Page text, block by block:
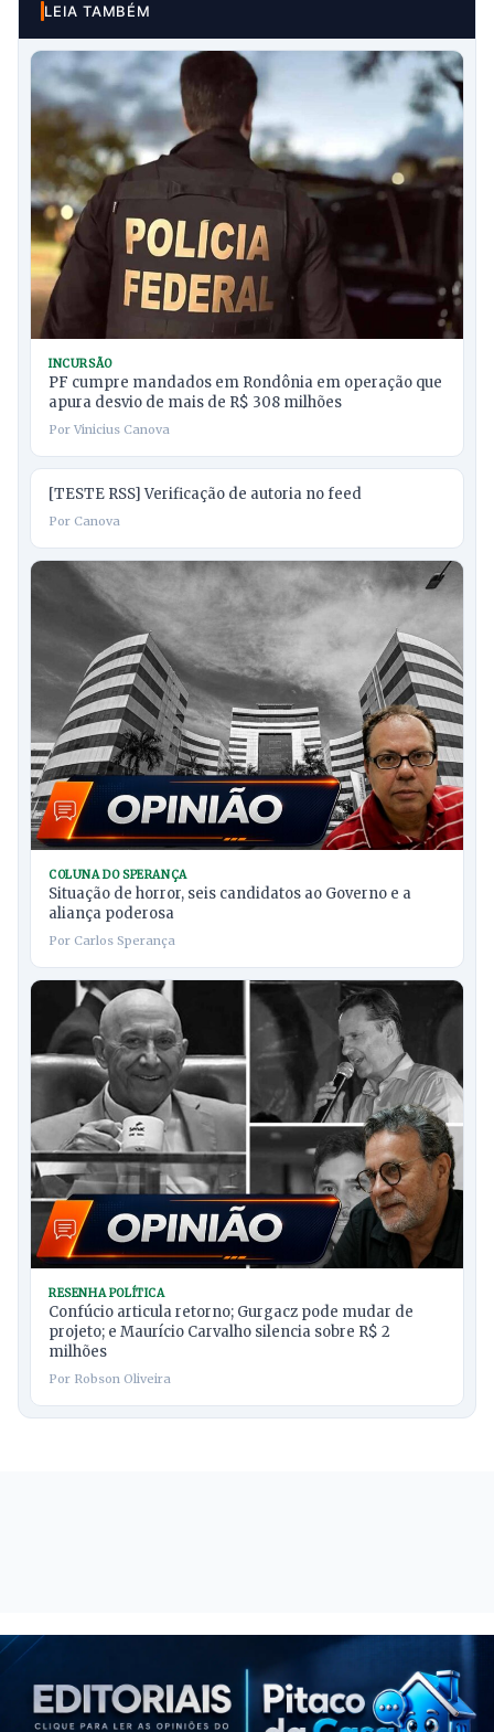
LEIA TAMBÉM
INCURSÃO
PF cumpre mandados em Rondônia em operação que
apura desvio de mais de R$ 308 milhões
Por Vinicius Canova
[TESTE RSS] Verificação de autoria no feed
Por Canova
COLUNA DO SPERANÇA
Situação de horror, seis candidatos ao Governo e a
aliança poderosa
Por Carlos Sperança
RESENHA POLÍTICA
Confúcio articula retorno; Gurgacz pode mudar de
projeto; e Maurício Carvalho silencia sobre R$ 2
milhões
Por Robson Oliveira